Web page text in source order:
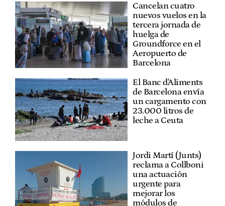
Cancelan cuatro
nuevos vuelos en la
tercera jornada de
huelga de
Groundforce en el
Aeropuerto de
Barcelona
El Banc d'Aliments
de Barcelona envía
un cargamento con
23.000 litros de
leche a Ceuta
Jordi Martí (Junts)
reclama a Collboni
una actuación
urgente para
mejorar los
módulos de